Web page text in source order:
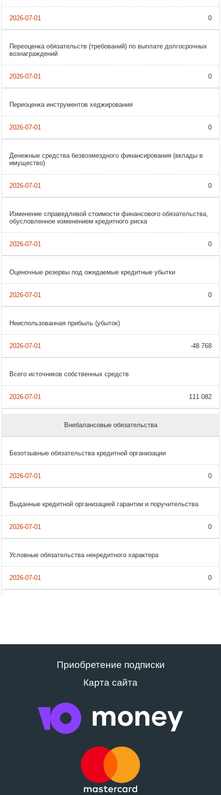
0
Переоценка обязательств (требований) по выплате долгосрочных
вознаграждений
0
Переоценка инструментов хеджирования
0
Денежные средства безвозмездного финансирования (вклады в
имущество)
0
Изменение справедливой стоимости финансового обязательства,
обусловленное изменением кредитного риска
0
Оценочные резервы под ожидаемые кредитные убытки
0
Неиспользованная прибыль (убыток)
-48 768
Всего источников собственных средств
111 082
Внебалансовые обязательства
Безотзывные обязательства кредитной организации
0
Выданные кредитной организацией гарантии и поручительства
0
Условные обязательства некредитного характера
0
Приобретение подписки
Карта сайта